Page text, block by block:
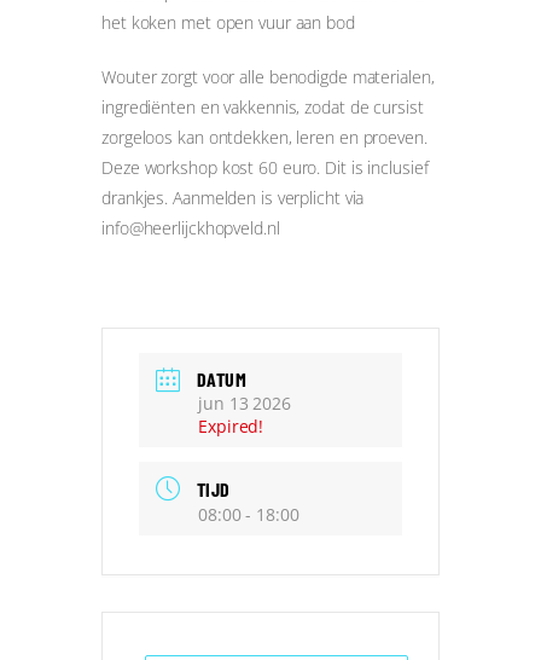
het koken met open vuur aan bod
Wouter zorgt voor alle benodigde materialen,
ingrediënten en vakkennis, zodat de cursist
zorgeloos kan ontdekken, leren en proeven.
Deze workshop kost 60 euro. Dit is inclusief
drankjes. Aanmelden is verplicht via
info@heerlijckhopveld.nl
DATUM
jun 13 2026
Expired!
TIJD
08:00 - 18:00